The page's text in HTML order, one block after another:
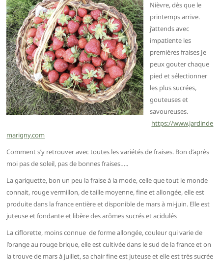
Nièvre, dès que le
printemps arrive.
j’attends avec
impatiente les
premières fraises Je
peux gouter chaque
pied et sélectionner
les plus sucrées,
gouteuses et
savoureuses.
https://www.jardinde
marigny.com
Comment s’y retrouver avec toutes les variétés de fraises. Bon d’après
moi pas de soleil, pas de bonnes fraises…..
La gariguette, bon un peu la fraise à la mode, celle que tout le monde
connait, rouge vermillon, de taille moyenne, fine et allongée, elle est
produite dans la france entière et disponible de mars à mi-juin. Elle est
juteuse et fondante et libère des arômes sucrés et acidulés
La ciflorette, moins connue de forme allongée, couleur qui varie de
l’orange au rouge brique, elle est cultivée dans le sud de la france et on
la trouve de mars à juillet, sa chair fine est juteuse et elle est très sucrée